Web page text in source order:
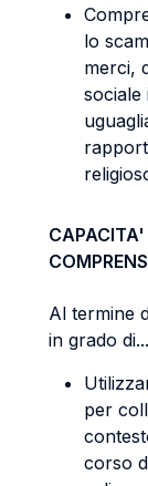
lo
merci,
sociale
CAPACITA'
Al termine
in grado di...
per
corso